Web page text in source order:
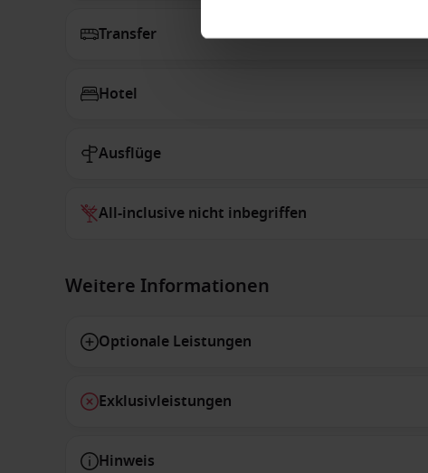
Transfer
Hotel
Ausflüge
All-inclusive nicht inbegriffen
Weitere Informationen
Optionale Leistungen
Exklusivleistungen
Hinweis